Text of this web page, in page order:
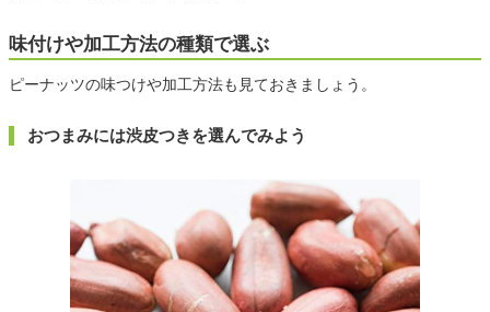
味付けや加工方法の種類で選ぶ
ピーナッツの味つけや加工方法も見ておきましょう。
おつまみには渋皮つきを選んでみよう